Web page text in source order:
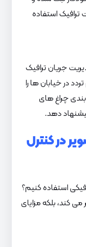
استفاده
جریان ترافیک
در خیابان ها را
چراغ های
دهد.
در کنترل
استفاده کنیم؟
می کند، بلکه مزایای